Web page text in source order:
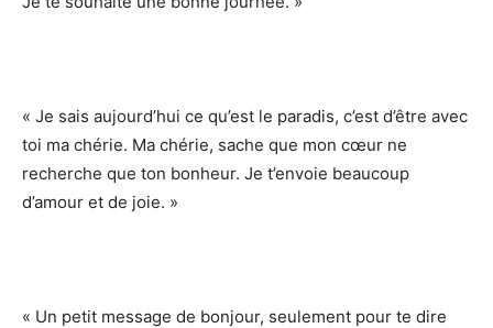
« Je sais aujourd’hui ce qu’est le paradis, c’est d’être avec
toi ma chérie. Ma chérie, sache que mon cœur ne
recherche que ton bonheur. Je t’envoie beaucoup
d’amour et de joie. »
« Un petit message de bonjour, seulement pour te dire